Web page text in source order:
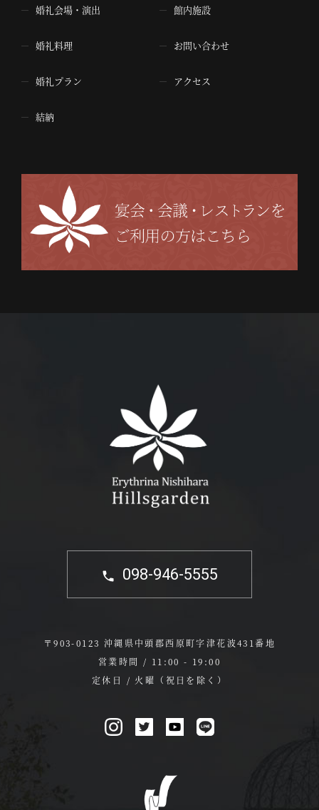
婚礼会場・演出
婚礼料理
婚礼プラン
結納
館内施設
お問い合わせ
アクセス
098-946-5555
〒903-0123 沖縄県中頭郡西原町字津花波431番地
営業時間 / 11:00 - 19:00
定休日 / 火曜（祝日を除く）